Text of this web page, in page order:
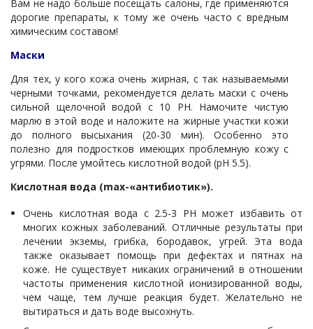
Вам не надо больше посещать салоны, где применяются
дорогие препараты, к тому же очень часто с вредным
химическим составом!
Маски
Для тех, у кого кожа очень жирная, с так называемыми
черными точками, рекомендуется делать маски с очень
сильной щелочной водой с 10 PH. Намочите чистую
марлю в этой воде и наложите на жирные участки кожи
до полного высыхания (20-30 мин). Особенно это
полезно для подростков имеющих проблемную кожу с
угрями. После умойтесь кислотной водой (рН 5.5).
Кислотная вода (max-«антибиотик»).
Очень кислотная вода с 2.5-3 PH может избавить от
многих кожных заболеваний. Отличные результаты при
лечении экземы, грибка, бородавок, угрей. Эта вода
также оказывает помощь при дефектах и пятнах на
коже. Не существует никаких ограничений в отношении
частоты применения кислотной ионизированной воды,
чем чаще, тем лучше реакция будет. Желательно не
вытираться и дать воде высохнуть.